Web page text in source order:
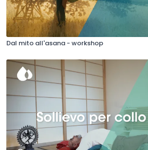
Dal mito all'asana - workshop